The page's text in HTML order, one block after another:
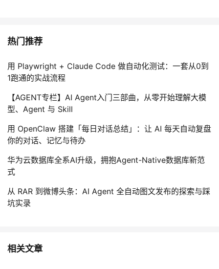
热门推荐
用 Playwright + Claude Code 做自动化测试：一套从0到
1跑通的实战流程
【AGENT专栏】AI Agent入门三部曲，从零开始理解大模
型、Agent 与 Skill
用 OpenClaw 搭建「每日对话总结」：让 AI 每天自动复盘
你的对话、记忆与待办
华为云数据库全系AI升级，拥抱Agent-Native数据库新范
式
从 RAR 到微博头条：AI Agent 全自动图文发布的探索与踩
坑实录
相关文章